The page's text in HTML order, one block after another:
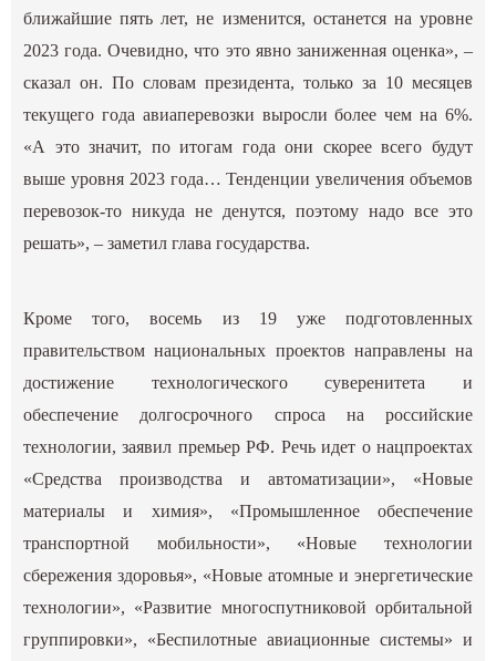
ближайшие пять лет, не изменится, останется на уровне
2023 года. Очевидно, что это явно заниженная оценка», –
сказал он. По словам президента, только за 10 месяцев
текущего года авиаперевозки выросли более чем на 6%.
«А это значит, по итогам года они скорее всего будут
выше уровня 2023 года… Тенденции увеличения объемов
перевозок-то никуда не денутся, поэтому надо все это
решать», – заметил глава государства.
Кроме того, восемь из 19 уже подготовленных
правительством национальных проектов направлены на
достижение технологического суверенитета и
обеспечение долгосрочного спроса на российские
технологии, заявил премьер РФ. Речь идет о нацпроектах
«Средства производства и автоматизации», «Новые
материалы и химия», «Промышленное обеспечение
транспортной мобильности», «Новые технологии
сбережения здоровья», «Новые атомные и энергетические
технологии», «Развитие многоспутниковой орбитальной
группировки», «Беспилотные авиационные системы» и